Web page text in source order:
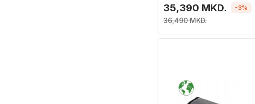
Trekker BP 550 AW II, за
DSLR и безогледални, со
35,390 MKD.
36,490 MKD.
-3%